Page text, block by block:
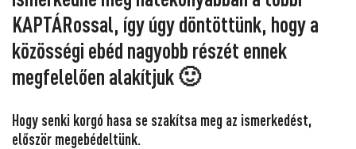
KAPTÁRossal, így úgy döntöttünk, hogy a
közösségi ebéd nagyobb részét ennek
megfelelően alakítjuk 🙂
Hogy senki korgó hasa se szakítsa meg az ismerkedést,
először megebédeltünk.